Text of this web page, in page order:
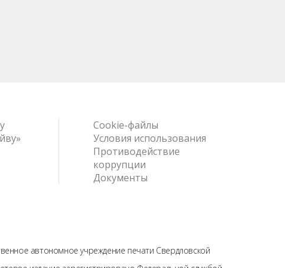
Cookie-файлы
Условия использования
Противодействие
коррупции
Документы
автономное учреждение печати Свердловской